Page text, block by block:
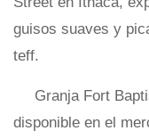
guisos suaves y
teff.
Granja Fort
disponible en el